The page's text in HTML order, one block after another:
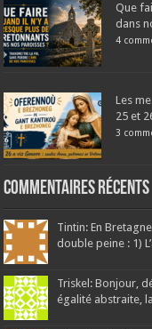
Que
dans
4
Les
25 et
3
Commentaires récents
Tintin: En
double peine : 1)
Triskel: Bonjour,
égalité abstraite,